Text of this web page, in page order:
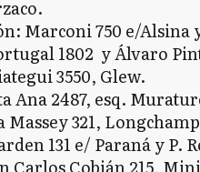
Marconi 750 e/Alsina
1802 y Álvaro
3550, Glew.
Ana 2487, esq.
321,
131 e/ Paraná y P.
Carlos Cobián 215,